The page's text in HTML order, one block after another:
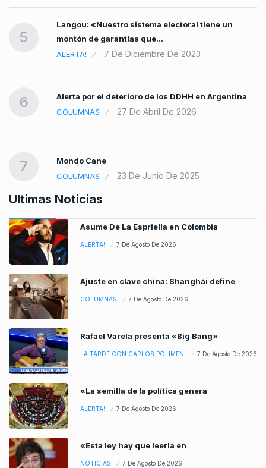
5
Langou: «Nuestro sistema electoral tiene un
montón de garantías que…
ALERTA!
7 De Diciembre De 2023
6
Alerta por el deterioro de los DDHH en Argentina
COLUMNAS
27 De Abril De 2026
7
Mondo Cane
COLUMNAS
23 De Junio De 2025
Ultimas Noticias
Asume De La Espriella en Colombia
ALERTA! 7 De Agosto De 2026
Ajuste en clave china: Shanghái define
COLUMNAS 7 De Agosto De 2026
Rafael Varela presenta «Big Bang»
LA TARDE CON CARLOS POLIMENI 7 De Agosto De 2026
«La semilla de la política genera
ALERTA! 7 De Agosto De 2026
«Esta ley hay que leerla en
NOTICIAS 7 De Agosto De 2026